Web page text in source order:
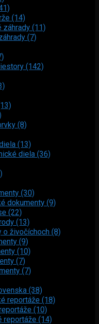
(14)
záhrady (11)
(7)
(142)
(8)
(13)
diela (36)
(30)
dokumenty (9)
(22)
(13)
o živočíchoch (8)
(9)
(10)
(7)
(7)
(38)
reportáže (18)
(10)
reportáže (14)